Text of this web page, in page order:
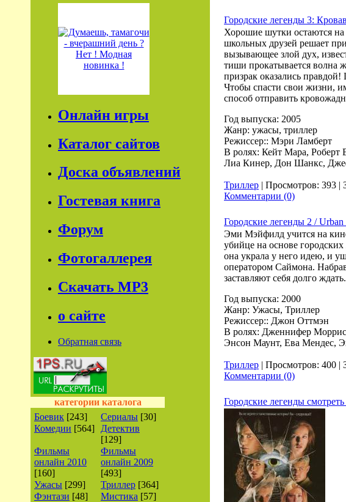
Онлайн игры
Каталог сайтов
Доска объявлений
Гостевая книга
Форум
Фотогаллерея
Скачать МР3
о сайте
Обратная связь
категории каталога
Боевик [243] Сериалы [30]
Комедии [564]
Детектив
[129]
Фильмы
онлайн 2010
[160]
Фильмы
онлайн 2009
[493]
Ужасы [299] Триллер [364]
Фэнтази [48] Мистика [57]
Городские легенды 3:
Хорошие шутки остаются
школьных друзей решает
вызывающее злой дух,
тиши прокатывается волна
призрак оказались
Чтобы спасти свои жизни,
способ отправить
Год выпуска: 2005
Жанр: ужасы, триллер
Режиссер:: Мэри Ламберт
В ролях: Кейт Мара,
Лиа Кинер, Дон Шанкс,
Триллер | Просмотров: 393 |
Комментарии (0)
Городские легенды 2 /
Эми Мэйфилд учится на
убийце на основе
она украла у него идею, и
оператором Саймона.
заставляют себя долго
Год выпуска: 2000
Жанр: Ужасы, Триллер
Режиссер:: Джон Оттмэн
В ролях: Дженнифер
Энсон Маунт, Ева Мендес,
Триллер | Просмотров: 400 |
Комментарии (0)
Городские легенды